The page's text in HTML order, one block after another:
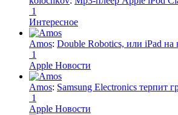
1
Интересное
Amos: Double Robotics, или iPad на
1
Apple Новости
Amos: Samsung Electronics терпит
1
Apple Новости